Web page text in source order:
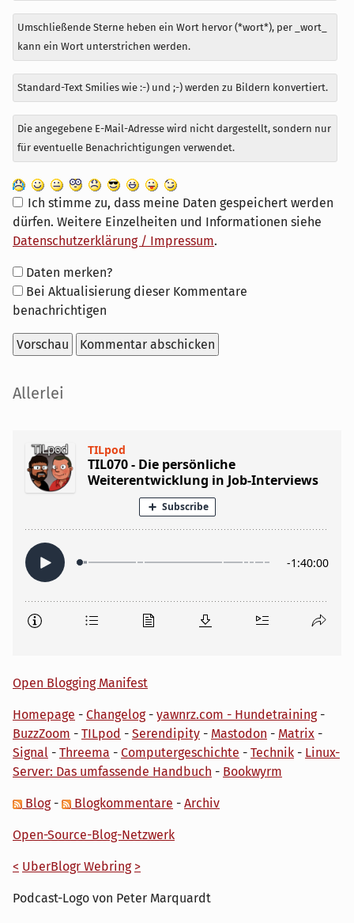
Umschließende Sterne heben ein Wort hervor (*wort*), per _wort_
kann ein Wort unterstrichen werden.
Standard-Text Smilies wie :-) und ;-) werden zu Bildern konvertiert.
Die angegebene E-Mail-Adresse wird nicht dargestellt, sondern nur
für eventuelle Benachrichtigungen verwendet.
Ich stimme zu, dass meine Daten gespeichert werden
dürfen. Weitere Einzelheiten und Informationen siehe
Datenschutzerklärung / Impressum.
Formular-
Optionen
Daten merken?
Bei Aktualisierung dieser Kommentare
benachrichtigen
Seitenleiste
Allerlei
Open Blogging Manifest
Homepage - Changelog- yawnrz.com - Hundetraining-
BuzzZoom - TILpod - Serendipity - Mastodon - Matrix -
Signal - Threema - Computergeschichte - Technik - Linux-
Server: Das umfassende Handbuch - Bookwyrm
Blog- Blogkommentare - Archiv
Open-Source-Blog-Netzwerk
< UberBlogr Webring >
Podcast-Logo von Peter Marquardt